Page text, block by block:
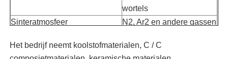
Plasmaboogoven
de oven van de autobodem
wortels
Sinteratmosfeer
N2, Ar2 en andere gassen
stroomtoevoerspanning (V)
380
Het bedrijf neemt koolstofmaterialen, C / C